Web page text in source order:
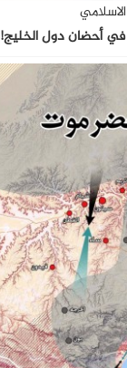
أحضان دول الخليج!